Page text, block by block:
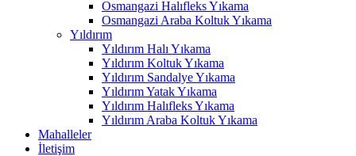
Osmangazi Halıfleks Yıkama
Osmangazi Araba Koltuk Yıkama
Yıldırım
Yıldırım Halı Yıkama
Yıldırım Koltuk Yıkama
Yıldırım Sandalye Yıkama
Yıldırım Yatak Yıkama
Yıldırım Halıfleks Yıkama
Yıldırım Araba Koltuk Yıkama
Mahalleler
İletişim